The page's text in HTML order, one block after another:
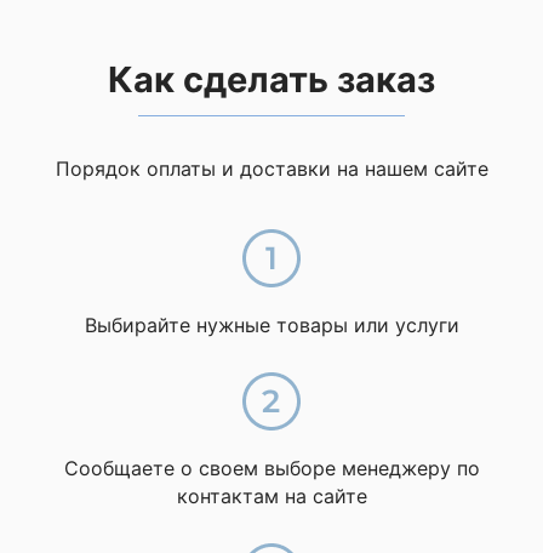
Как сделать заказ
Порядок оплаты и доставки на нашем сайте
Выбирайте нужные товары или услуги
Сообщаете о своем выборе менеджеру по
контактам на сайте